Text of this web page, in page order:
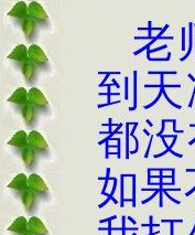
老
到
都
如果